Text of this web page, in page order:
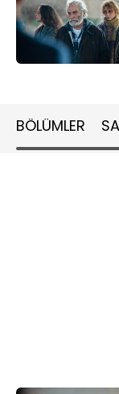
BÖLÜMLER